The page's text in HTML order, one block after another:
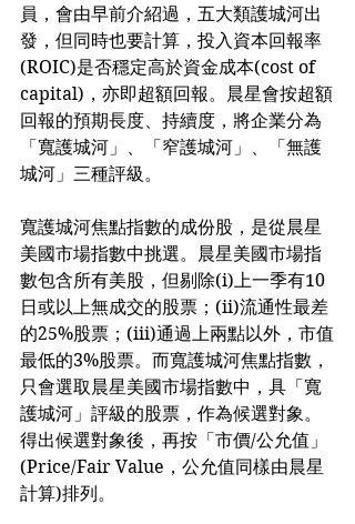
員，會由早前介紹過，五大類護城河出
發，但同時也要計算，投入資本回報率
(ROIC)是否穩定高於資金成本(cost of
capital)，亦即超額回報。晨星會按超額
回報的預期長度、持續度，將企業分為
「寬護城河」、「窄護城河」、「無護
城河」三種評級。
寬護城河焦點指數的成份股，是從晨星
美國市場指數中挑選。晨星美國市場指
數包含所有美股，但剔除(i)上一季有10
日或以上無成交的股票；(ii)流通性最差
的25%股票；(iii)通過上兩點以外，市值
最低的3%股票。而寬護城河焦點指數，
只會選取晨星美國市場指數中，具「寬
護城河」評級的股票，作為候選對象。
得出候選對象後，再按「市價/公允值」
(Price/Fair Value，公允值同樣由晨星
計算)排列。